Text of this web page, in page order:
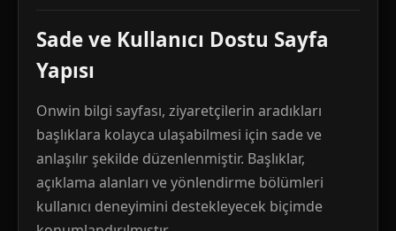
Sade ve Kullanıcı Dostu Sayfa
Yapısı
Onwin bilgi sayfası, ziyaretçilerin aradıkları
başlıklara kolayca ulaşabilmesi için sade ve
anlaşılır şekilde düzenlenmiştir. Başlıklar,
açıklama alanları ve yönlendirme bölümleri
kullanıcı deneyimini destekleyecek biçimde